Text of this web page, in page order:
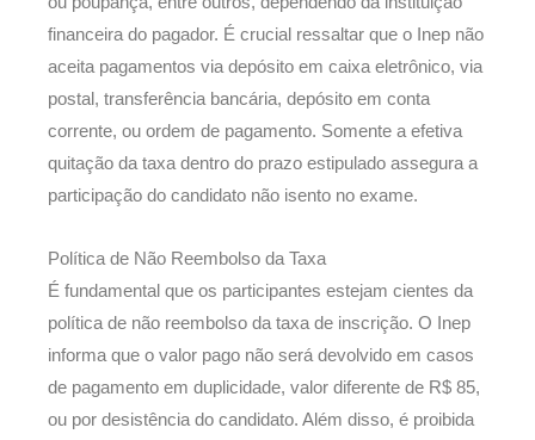
financeira do pagador. É crucial ressaltar que o Inep não
aceita pagamentos via depósito em caixa eletrônico, via
postal, transferência bancária, depósito em conta
corrente, ou ordem de pagamento. Somente a efetiva
quitação da taxa dentro do prazo estipulado assegura a
participação do candidato não isento no exame.
Política de Não Reembolso da Taxa
É fundamental que os participantes estejam cientes da
política de não reembolso da taxa de inscrição. O Inep
informa que o valor pago não será devolvido em casos
de pagamento em duplicidade, valor diferente de R$ 85,
ou por desistência do candidato. Além disso, é proibida